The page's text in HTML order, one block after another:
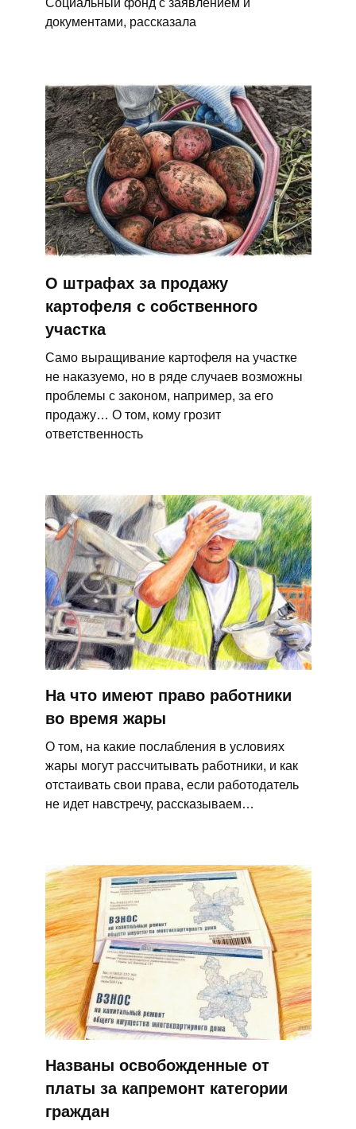
документами, рассказала
О штрафах за продажу
картофеля с собственного
участка
Само выращивание картофеля на участке
не наказуемо, но в ряде случаев возможны
проблемы с законом, например, за его
продажу… О том, кому грозит
ответственность
На что имеют право работники
во время жары
О том, на какие послабления в условиях
жары могут рассчитывать работники, и как
отстаивать свои права, если работодатель
не идет навстречу, рассказываем…
Названы освобожденные от
платы за капремонт категории
граждан